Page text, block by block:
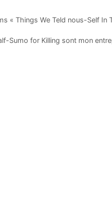
« Things We Teld nous-Self
Sumo for Killing sont mon